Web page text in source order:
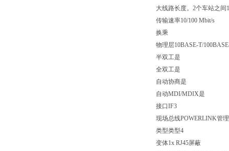
大线路长度。2个车站之间
传输速率10/100 Mbit/s
换乘
物理层10BASE-T/
半双工是
全双工是
自动协商是
自动MDI/MDIX是
接口IF3
现场总线POWERLINK管
类型类型4
变体1x RJ45屏蔽